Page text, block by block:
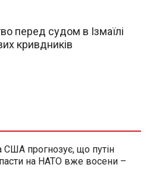
перед судом в Ізмаїлі
кривдників
США прогнозує, що путін
на НАТО вже восени –